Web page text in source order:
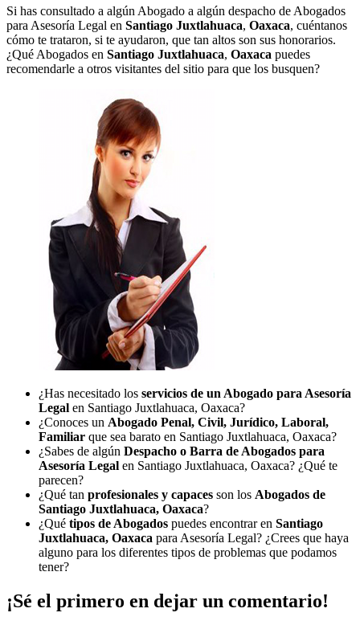
Si has consultado a algún Abogado a algún despacho de Abogados
para Asesoría Legal en Santiago Juxtlahuaca, Oaxaca, cuéntanos
cómo te trataron, si te ayudaron, que tan altos son sus honorarios.
¿Qué Abogados en Santiago Juxtlahuaca, Oaxaca puedes
recomendarle a otros visitantes del sitio para que los busquen?
¿Has necesitado los servicios de un Abogado para Asesoría
Legal en Santiago Juxtlahuaca, Oaxaca?
¿Conoces un Abogado Penal, Civil, Jurídico, Laboral,
Familiar que sea barato en Santiago Juxtlahuaca, Oaxaca?
¿Sabes de algún Despacho o Barra de Abogados para
Asesoría Legal en Santiago Juxtlahuaca, Oaxaca? ¿Qué te
parecen?
¿Qué tan profesionales y capaces son los Abogados de
Santiago Juxtlahuaca, Oaxaca?
¿Qué tipos de Abogados puedes encontrar en Santiago
Juxtlahuaca, Oaxaca para Asesoría Legal? ¿Crees que haya
alguno para los diferentes tipos de problemas que podamos
tener?
¡Sé el primero en dejar un comentario!